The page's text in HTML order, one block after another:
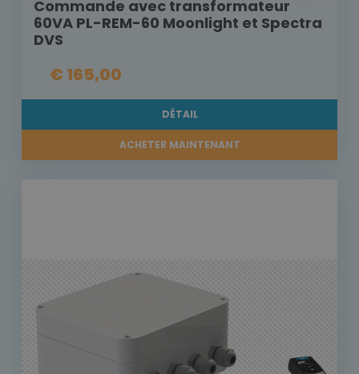
Commande avec transformateur
60VA PL-REM-60 Moonlight et Spectra
DVS
€ 165,00
DÉTAIL
ACHETER MAINTENANT